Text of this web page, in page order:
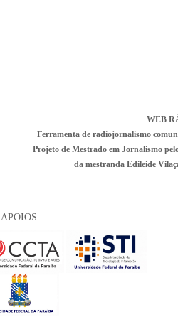
WEB
Ferramenta de radiojornalismo
Projeto de Mestrado em Jornalismo
da mestranda Edileide
APOIOS